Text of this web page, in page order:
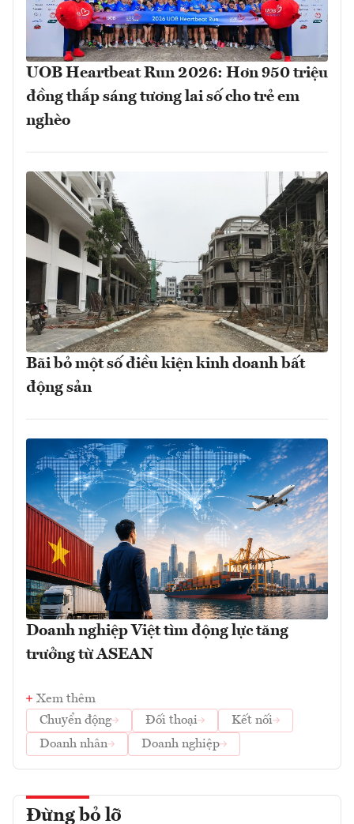
UOB Heartbeat Run 2026: Hơn 950 triệu
đồng thắp sáng tương lai số cho trẻ em
nghèo
Bãi bỏ một số điều kiện kinh doanh bất
động sản
Doanh nghiệp Việt tìm động lực tăng
trưởng từ ASEAN
Xem thêm
Chuyển động
Đối thoại
Kết nối
Doanh nhân
Doanh nghiệp
Đừng bỏ lỡ